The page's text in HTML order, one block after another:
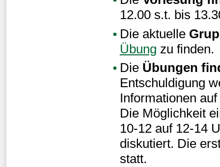
12.00 s.t. bis
Die aktuelle
Übung zu finden.
Die Übungen
Entschuldigung
Informationen
Die Möglichkeit
10-12 auf 12-14
diskutiert. Die
statt.